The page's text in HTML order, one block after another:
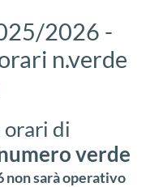
2026 -
n.verde
orari di
verde
non sarà operativo